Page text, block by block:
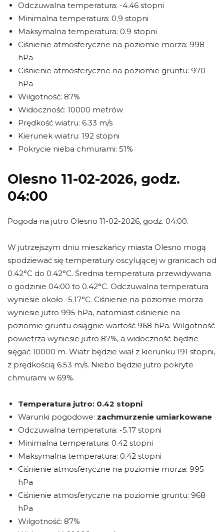
Odczuwalna temperatura: -4.46 stopni
Minimalna temperatura: 0.9 stopni
Maksymalna temperatura: 0.9 stopni
Ciśnienie atmosferyczne na poziomie morza: 998
hPa
Ciśnienie atmosferyczne na poziomie gruntu: 970
hPa
Wilgotność: 87%
Widoczność: 10000 metrów
Prędkość wiatru: 6.33 m/s
Kierunek wiatru: 192 stopni
Pokrycie nieba chmurami: 51%
Olesno 11-02-2026, godz.
04:00
Pogoda na jutro Olesno 11-02-2026, godz. 04:00.
W jutrzejszym dniu mieszkańcy miasta Olesno mogą
spodziewać się temperatury oscylującej w granicach od
0.42°C do 0.42°C. Średnia temperatura przewidywana
o godzinie 04:00 to 0.42°C. Odczuwalna temperatura
wyniesie około -5.17°C. Ciśnienie na poziomie morza
wyniesie jutro 995 hPa, natomiast ciśnienie na
poziomie gruntu osiągnie wartość 968 hPa. Wilgotność
powietrza wyniesie jutro 87%, a widoczność będzie
sięgać 10000 m. Wiatr będzie wiał z kierunku 191 stopni,
z prędkością 6.53 m/s. Niebo będzie jutro pokryte
chmurami w 69%.
Temperatura jutro: 0.42 stopni
Warunki pogodowe: zachmurzenie umiarkowane
Odczuwalna temperatura: -5.17 stopni
Minimalna temperatura: 0.42 stopni
Maksymalna temperatura: 0.42 stopni
Ciśnienie atmosferyczne na poziomie morza: 995
hPa
Ciśnienie atmosferyczne na poziomie gruntu: 968
hPa
Wilgotność: 87%